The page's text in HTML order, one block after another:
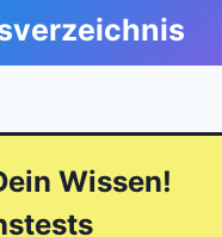
Wissen!